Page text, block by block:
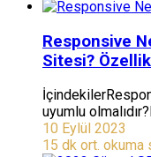
Responsive
Sitesi?
uyumlu
10 Eylül 2023
15 dk ort. okuma